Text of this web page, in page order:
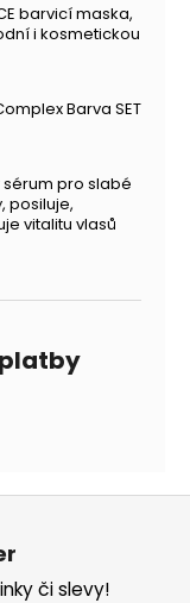
barvicí maska,
i kosmetickou
Barva SET
sérum pro slabé
posiluje,
vitalitu vlasů
či slevy!